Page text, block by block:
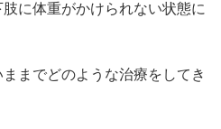
に体重がかけられない状態に
までどのような治療をしてき